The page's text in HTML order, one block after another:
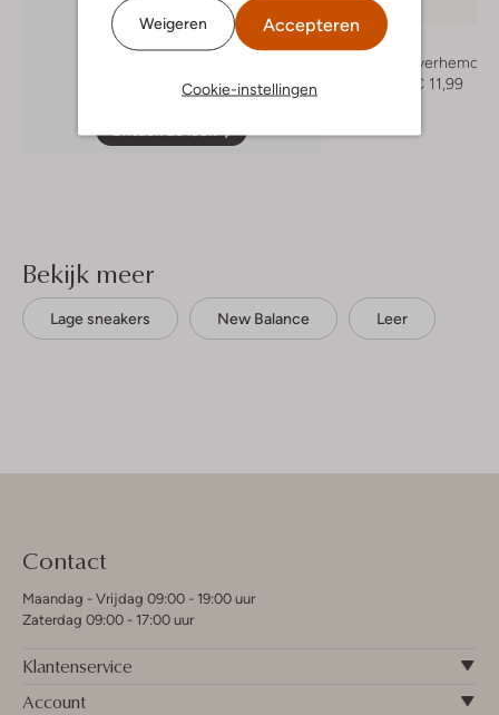
Weigeren Accepteren
Cookie-instellingen
-60%
Z8
Casual overhemd
€ 11,99
Bekijk meer
Lage sneakers New Balance Leer
Contact
Maandag - Vrijdag 09:00 - 19:00 uur
Zaterdag 09:00 - 17:00 uur
Klantenservice
Account